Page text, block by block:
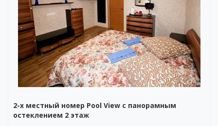
2-х местный номер Pool View с панорамным
остеклением 2 этаж